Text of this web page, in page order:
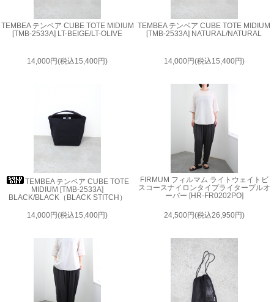
TEMBEA テンベア CUBE TOTE MIDIUM
[TMB-2533A] LT-BEIGE/LT-OLIVE
14,000円(税込15,400円)
TEMBEA テンベア CUBE TOTE MIDIUM
[TMB-2533A] NATURAL/NATURAL
14,000円(税込15,400円)
TEMBEA テンベア CUBE TOTE
MIDIUM [TMB-2533A]
BLACK/BLACK（BLACK STITCH）
14,000円(税込15,400円)
FIRMUM フィルマム ライトウェイトビ
スコースナイロンタイプライタープルオ
ーバー [HR-FR0202PO]
24,500円(税込26,950円)